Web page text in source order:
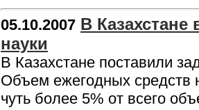
05.10.2007 В Казахстане
науки
В Казахстане поставили
Объем ежегодных средств
чуть более 5% от всего